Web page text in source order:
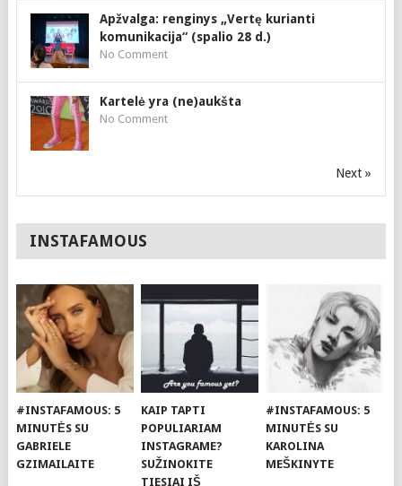
Apžvalga: renginys „Vertę kurianti
komunikacija“ (spalio 28 d.)
No Comment
Kartelė yra (ne)aukšta
No Comment
Next »
INSTAFAMOUS
#INSTAFAMOUS: 5
MINUTĖS SU
GABRIELE
GZIMAILAITE
KAIP TAPTI
POPULIARIAM
INSTAGRAME?
SUŽINOKITE
TIESIAI IŠ
#INSTAFAMOUS: 5
MINUTĖS SU
KAROLINA
MEŠKINYTE